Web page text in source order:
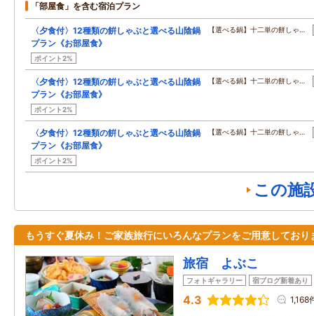
「部屋食」を含む宿泊プラン
〈夕食付〉12種類の餠しゃぶと選べる山陰鍋
プラン《お部屋食》
ポイント2%
【選べる鍋】十二単の餅しゃ…
〈夕食付〉12種類の餠しゃぶと選べる山陰鍋
プラン《お部屋食》
ポイント2%
【選べる鍋】十二単の餅しゃ…
〈夕食付〉12種類の餠しゃぶと選べる山陰鍋
プラン《お部屋食》
ポイント2%
【選べる鍋】十二単の餅しゃ…
この施
もうすぐ夏休み！ご家族旅行にいろんなプランをご用意しており
旅宿 よぶこ
フォトギャラリー 宿ブログ新着あり
4.3 1,168